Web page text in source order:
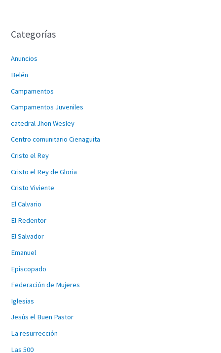
Categorías
Anuncios
Belén
Campamentos
Campamentos Juveniles
catedral Jhon Wesley
Centro comunitario Cienaguita
Cristo el Rey
Cristo el Rey de Gloria
Cristo Viviente
El Calvario
El Redentor
El Salvador
Emanuel
Episcopado
Federación de Mujeres
Iglesias
Jesús el Buen Pastor
La resurrección
Las 500